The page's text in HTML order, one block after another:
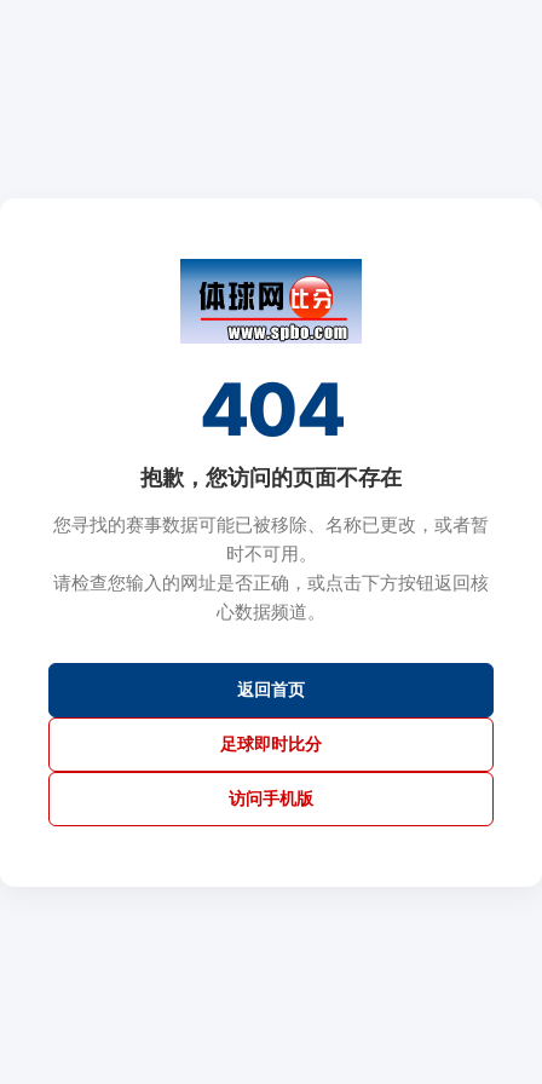
404
抱歉，您访问的页面不存在
您寻找的赛事数据可能已被移除、名称已更改，或者暂
时不可用。
请检查您输入的网址是否正确，或点击下方按钮返回核
心数据频道。
返回首页
足球即时比分
访问手机版